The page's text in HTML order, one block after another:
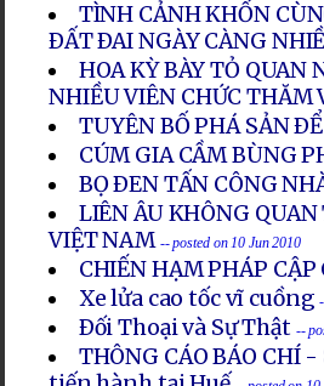
TÌNH CẢNH KHỐN
ÐẤT ÐAI NGÀY CÀNG
HOA KỲ BÀY TỎ QUAN
NHIỀU VIÊN CHỨC THĂM
TUYÊN BỐ PHÁ SẢN
CÚM GIA CẦM BÙNG
BỌ ÐEN TẤN CÔNG
LIÊN ÂU KHÔNG
VIỆT NAM -- posted on 10 Jun 2010
CHIẾN HẠM PHÁP
Xe lửa cao tốc vĩ cuồng
Ðối Thoại và Sự Thật --
THÔNG CÁO BÁO